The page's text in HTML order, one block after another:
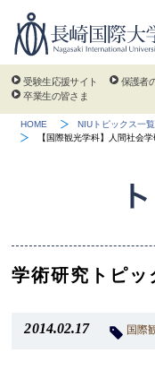
受験生応援サイト 保護者
卒業生の皆さま
HOME NIUトピックス一覧
【国際観光学科】人間社会
学術研究トピッ
2014.02.17 国際